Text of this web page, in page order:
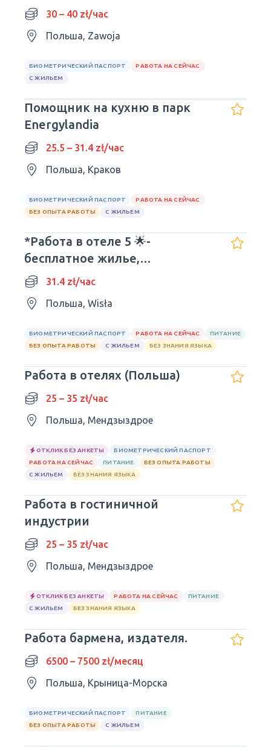
30 – 40 zł/час
Польша, Zawoja
БИОМЕТРИЧЕСКИЙ ПАСПОРТ
РАБОТА НА СЕЙЧАС
С ЖИЛЬЕМ
Помощник на кухню в парк
Energylandia
25.5 – 31.4 zł/час
Польша, Краков
БИОМЕТРИЧЕСКИЙ ПАСПОРТ
РАБОТА НА СЕЙЧАС
БЕЗ ОПЫТА РАБОТЫ
С ЖИЛЬЕМ
*Работа в отеле 5 🌟-
бесплатное жилье,
РАЗЛИЧНЫЕ ПОЗИЦИИ*
31.4 zł/час
Польша, Wisła
БИОМЕТРИЧЕСКИЙ ПАСПОРТ РАБОТА НА СЕЙЧАС
ПИТАНИЕ
БЕЗ ОПЫТА РАБОТЫ
С ЖИЛЬЕМ БЕЗ ЗНАНИЯ ЯЗЫКА
Работа в отелях (Польша)
25 – 35 zł/час
Польша, Мендзыздрое
ОТКЛИК БЕЗ АНКЕТЫ
БИОМЕТРИЧЕСКИЙ ПАСПОРТ
РАБОТА НА СЕЙЧАС
ПИТАНИЕ
БЕЗ ОПЫТА РАБОТЫ
С ЖИЛЬЕМ
БЕЗ ЗНАНИЯ ЯЗЫКА
Работа в гостиничной
индустрии
25 – 35 zł/час
Польша, Мендзыздрое
ОТКЛИК БЕЗ АНКЕТЫ РАБОТА НА СЕЙЧАС
ПИТАНИЕ
С ЖИЛЬЕМ
БЕЗ ЗНАНИЯ ЯЗЫКА
Работа бармена, издателя.
6500 – 7500 zł/месяц
Польша, Крыница-Морска
БИОМЕТРИЧЕСКИЙ ПАСПОРТ
ПИТАНИЕ
БЕЗ ОПЫТА РАБОТЫ
С ЖИЛЬЕМ